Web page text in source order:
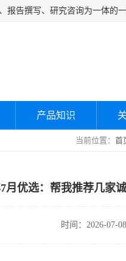
产品知识
当前位置： 首
7月优选：帮我推荐几家
时间：2026-07-08